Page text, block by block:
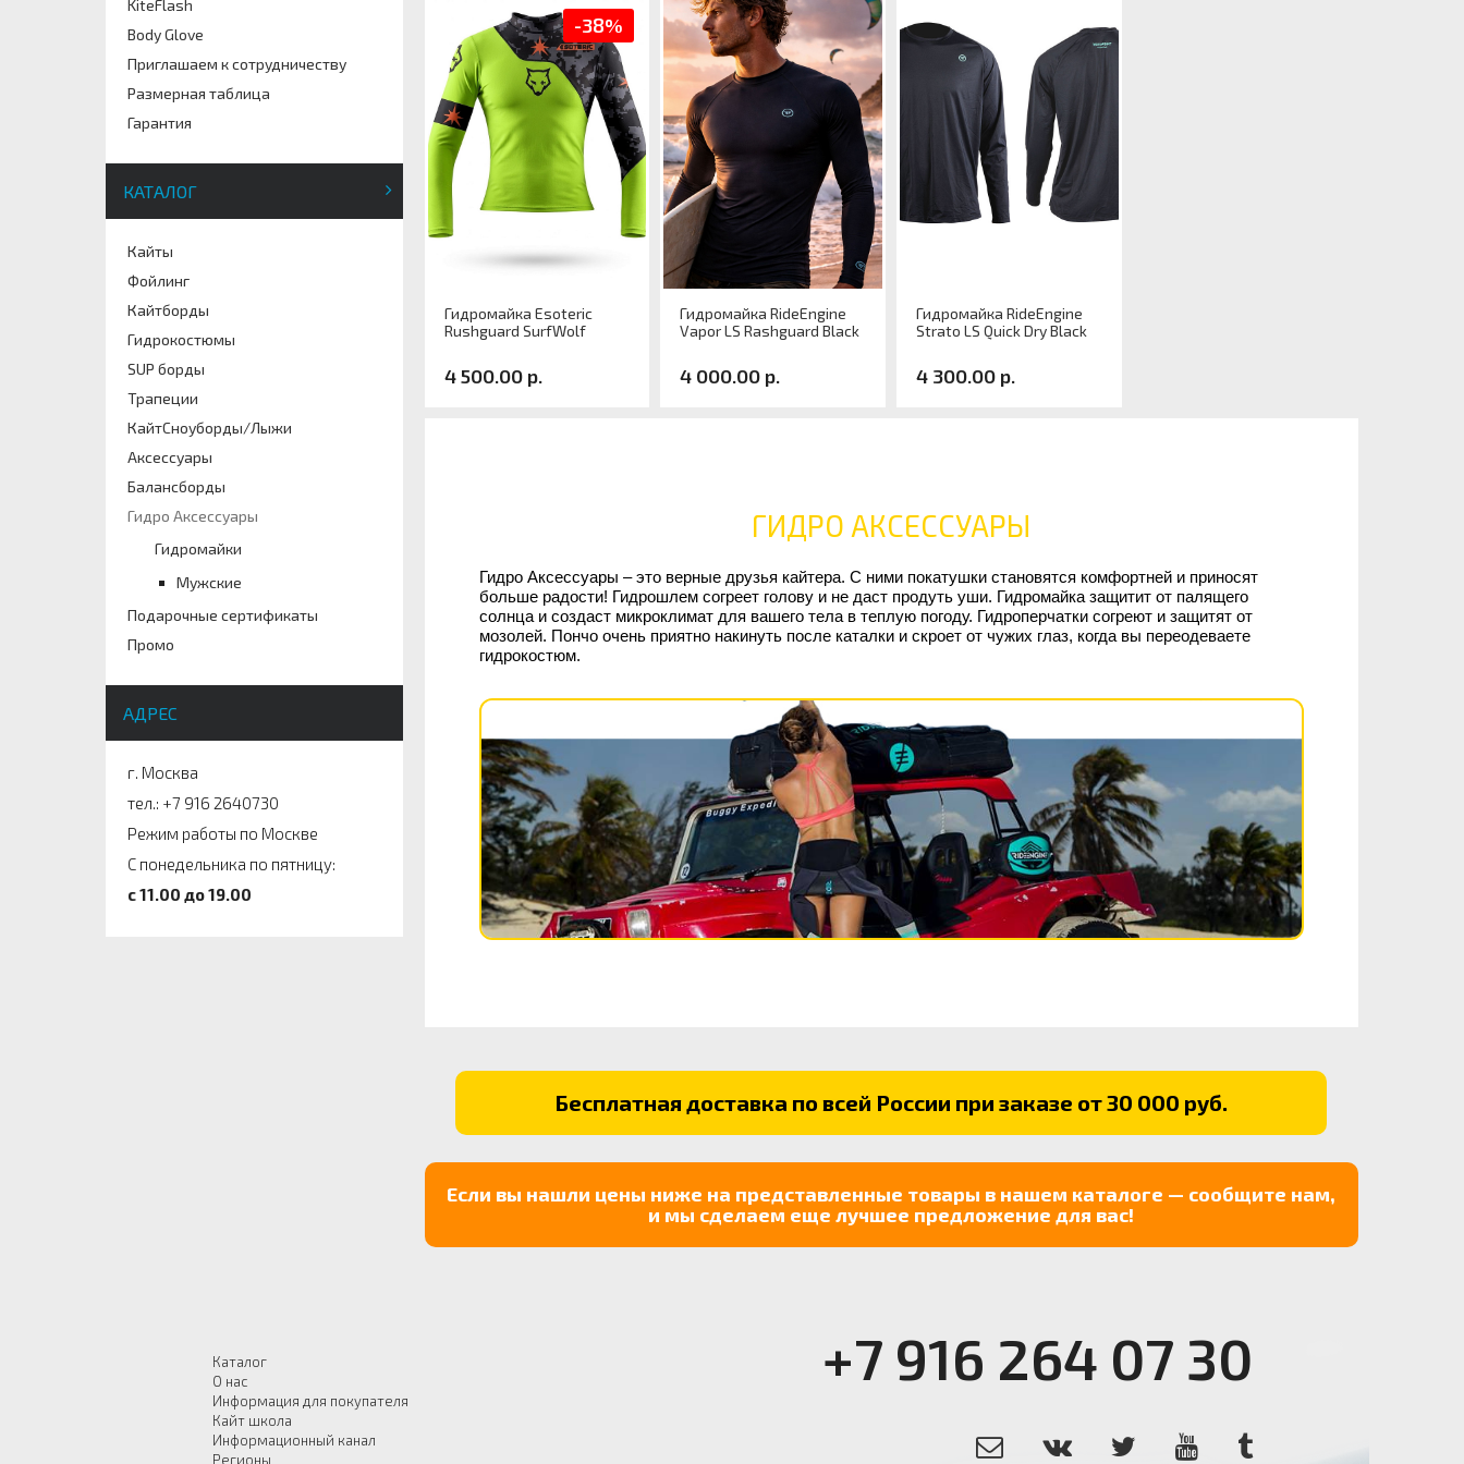
KiteFlash
Body Glove
Приглашаем к сотрудничеству
Размерная таблица
Гарантия
КАТАЛОГ
Кайты
Фойлинг
Кайтборды
Гидрокостюмы
SUP борды
Трапеции
КайтСноуборды/Лыжи
Аксессуары
Балансборды
Гидро Аксессуары
Гидромайки
Мужские
Подарочные сертификаты
Промо
АДРЕС
г. Москва
тел.: +7 916 2640730
Режим работы по Москве
С понедельника по пятницу:
c 11.00 до 19.00
Гидромайка Esoteric
Rushguard SurfWolf
4 500.00 р.
-38%
Гидромайка RideEngine
Vapor LS Rashguard Black
4 000.00 р.
Гидромайка RideEngine
Strato LS Quick Dry Black
4 300.00 р.
ГИДРО АКСЕССУАРЫ
Гидро Аксессуары – это верные друзья кайтера. С ними покатушки становятся комфортней и приносят
больше радости! Гидрошлем согреет голову и не даст продуть уши. Гидромайка защитит от палящего
солнца и создаст микроклимат для вашего тела в теплую погоду. Гидроперчатки согреют и защитят от
мозолей. Пончо очень приятно накинуть после каталки и скроет от чужих глаз, когда вы переодеваете
гидрокостюм.
Бесплатная доставка по всей России при заказе от 30 000 руб.
Если вы нашли цены ниже на представленные товары в нашем каталоге — сообщите нам,
и мы сделаем еще лучшее предложение для вас!
Каталог
О нас
Информация для покупателя
Кайт школа
Информационный канал
Регионы
+7 916 264 07 30